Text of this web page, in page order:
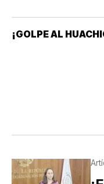
¡GOLPE AL